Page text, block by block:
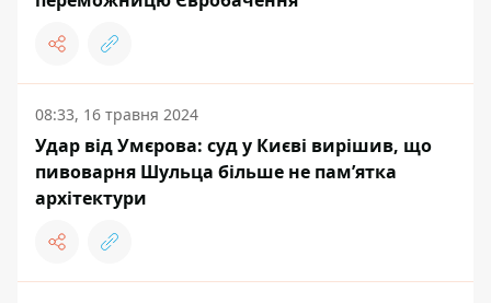
08:33, 16 травня 2024
Удар від Умєрова: суд у Києві вирішив, що
пивоварня Шульца більше не пам’ятка
архітектури